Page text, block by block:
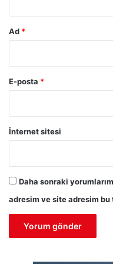
Ad *
E-posta *
İnternet sitesi
Daha sonraki
adresim ve site adresim bu